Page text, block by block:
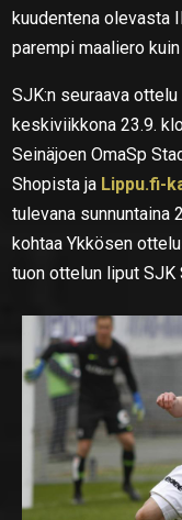
kuudentena olevasta
parempi maaliero
SJK:n seuraava
keskiviikkona 23.9.
Seinäjoen OmaSp
Shopista ja Lippu.fi-
tulevana sunnuntaina
kohtaa Ykkösen
tuon ottelun liput SJK